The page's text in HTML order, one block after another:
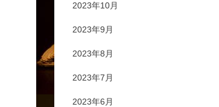
2023年10月
2023年9月
2023年8月
2023年7月
2023年6月